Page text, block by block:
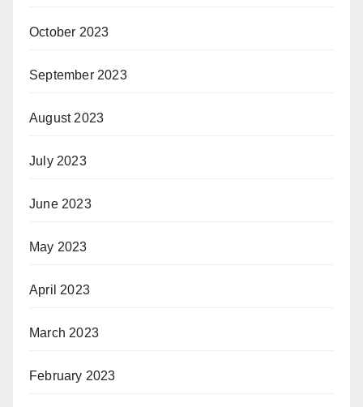
October 2023
September 2023
August 2023
July 2023
June 2023
May 2023
April 2023
March 2023
February 2023